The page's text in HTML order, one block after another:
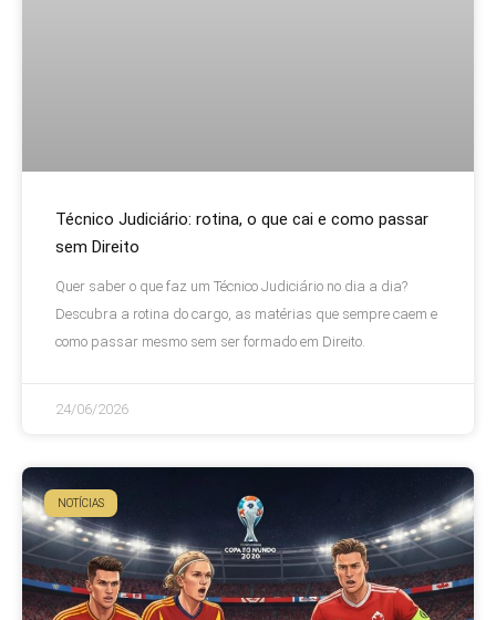
Técnico Judiciário: rotina, o que cai e como passar
sem Direito
Quer saber o que faz um Técnico Judiciário no dia a dia?
Descubra a rotina do cargo, as matérias que sempre caem e
como passar mesmo sem ser formado em Direito.
24/06/2026
NOTÍCIAS